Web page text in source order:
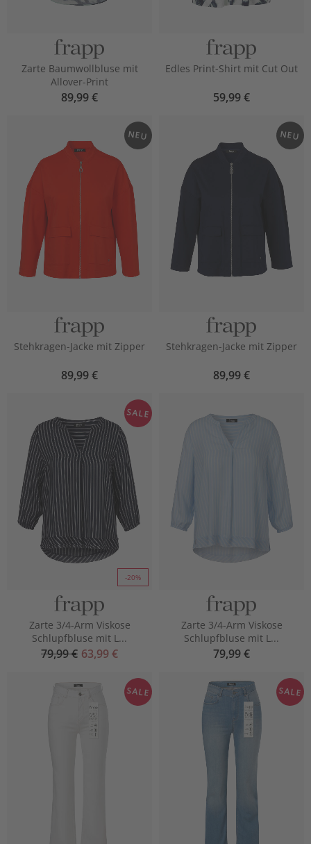
Zarte Baumwollbluse mit
Allover-Print
89,99 €
Edles Print-Shirt mit Cut Out
59,99 €
NEU
Stehkragen-Jacke mit Zipper
89,99 €
NEU
Stehkragen-Jacke mit Zipper
89,99 €
-20%
SALE
Zarte 3/4-Arm Viskose
Schlupfbluse mit L...
79,99 € 63,99 €
Zarte 3/4-Arm Viskose
Schlupfbluse mit L...
79,99 €
SALE SALE